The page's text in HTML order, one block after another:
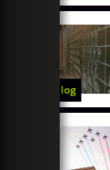
Blog